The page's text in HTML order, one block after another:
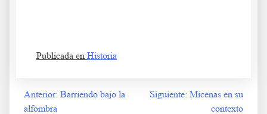
Publicada en Historia
Navegación
Anterior: Barriendo bajo la
alfombra
Siguiente: Micenas en su
contexto